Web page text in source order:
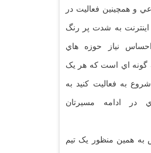
و همچينين فعاليت در
به شدت پر رنگ
نياز حوزه هاي
اي است که هر يک
به فعاليت کنيد به
در ادامه مسيرتان
همين منظور يک تيم